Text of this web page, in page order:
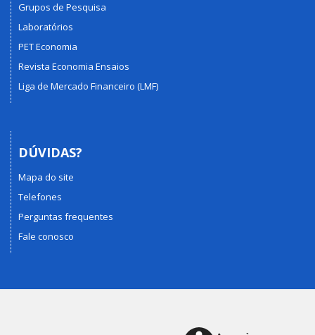
Grupos de Pesquisa
Laboratórios
PET Economia
Revista Economia Ensaios
Liga de Mercado Financeiro (LMF)
DÚVIDAS?
Mapa do site
Telefones
Perguntas frequentes
Fale conosco